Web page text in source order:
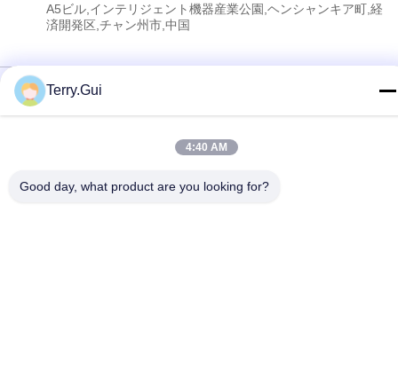
A5ビル,インテリジェント機器産業公園,ヘンシャンキア町,経
済開発区,チャン州市,中国
Co., Ltd. . 全著作権所有。
Terry.Gui
4:40 AM
Good day, what product are you looking for?